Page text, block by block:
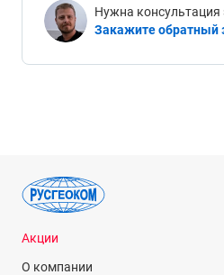
Нужна консультация
Закажите обратный
Акции
О компании